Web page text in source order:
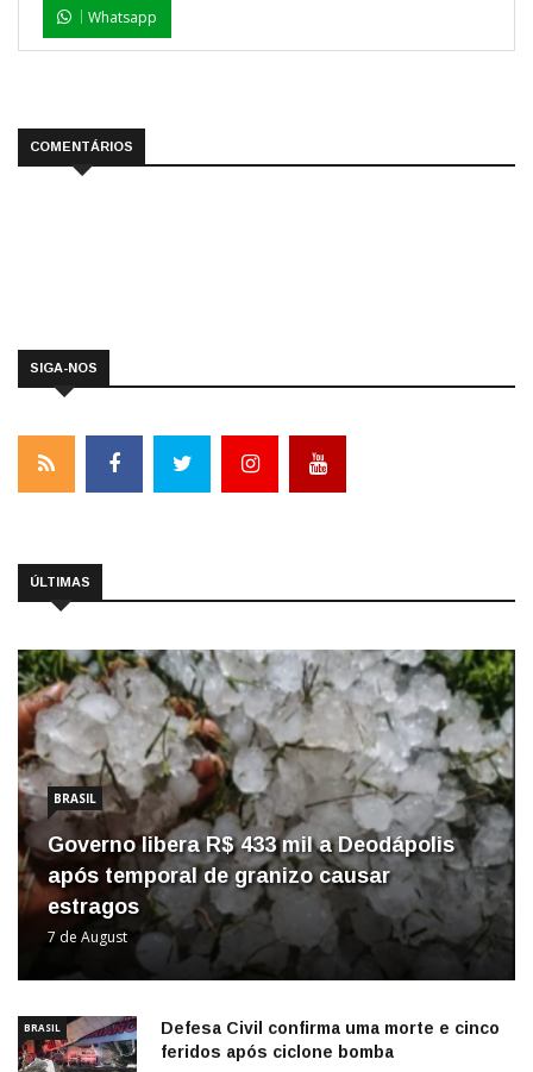
Whatsapp
COMENTÁRIOS
SIGA-NOS
ÚLTIMAS
BRASIL
Governo libera R$ 433 mil a Deodápolis
após temporal de granizo causar
estragos
7 de August
BRASIL
Defesa Civil confirma uma morte e cinco
feridos após ciclone bomba